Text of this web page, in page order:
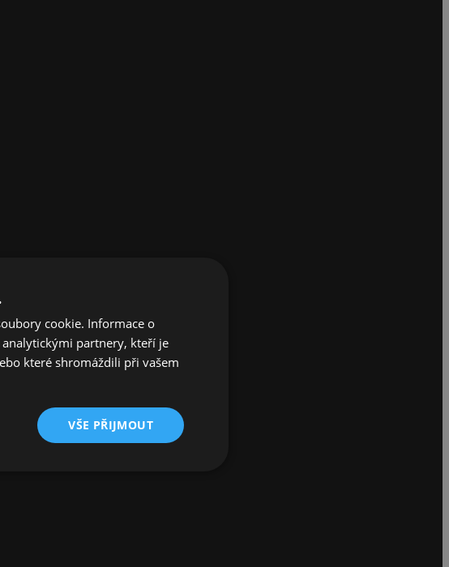
cookie. Informace o
partnery, kteří je
které shromáždili při vašem
VŠE PŘIJMOUT